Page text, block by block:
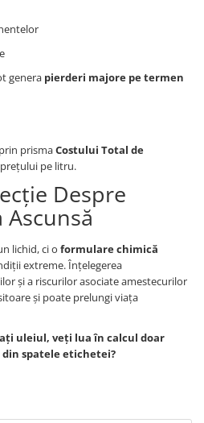
genera pierderi majore pe termen
prismaCostului Total de
pe litru.
Despre
lichid, ci o formulare chimică
extreme. Înțelegerea
și a riscurilor asociate amestecurilor
și poate prelungi viața
uleiul, veți lua în calcul doar
din spatele etichetei?